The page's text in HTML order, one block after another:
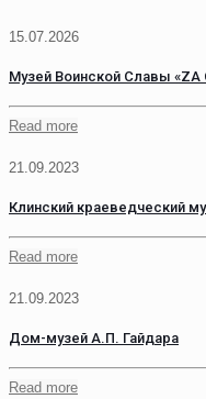
15.07.2026
Музей Воинской Славы «ZA
Read more
21.09.2023
Клинский краеведческий
Read more
21.09.2023
Дом-музей А.П. Гайдара
Read more